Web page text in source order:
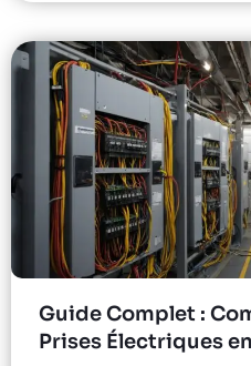
Guide Complet :
Prises Électriques